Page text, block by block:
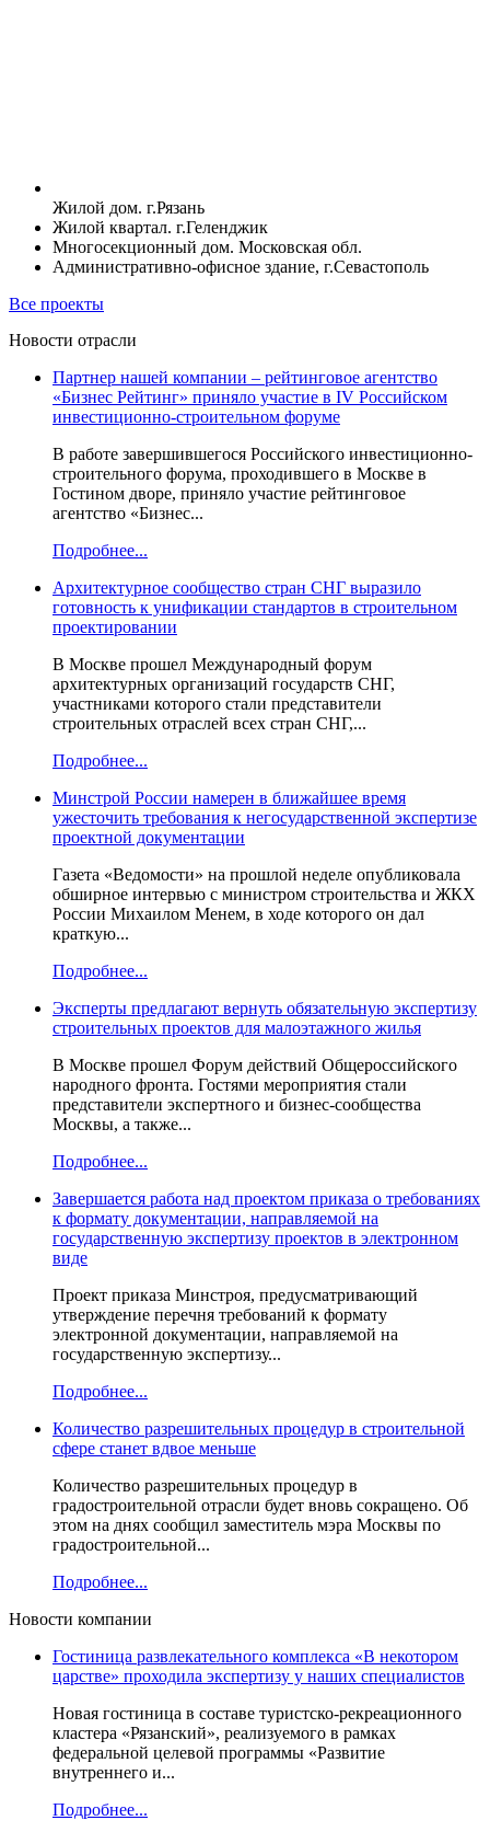
Жилой дом. г.Рязань
Жилой квартал. г.Геленджик
Многосекционный дом. Московская обл.
Административно-офисное здание, г.Севастополь
Все проекты
Новости отрасли
Партнер нашей компании – рейтинговое агентство
«Бизнес Рейтинг» приняло участие в IV Российском
инвестиционно-строительном форуме
В работе завершившегося Российского инвестиционно-
строительного форума, проходившего в Москве в
Гостином дворе, приняло участие рейтинговое
агентство «Бизнес...
Подробнее...
Архитектурное сообщество стран СНГ выразило
готовность к унификации стандартов в строительном
проектировании
В Москве прошел Международный форум
архитектурных организаций государств СНГ,
участниками которого стали представители
строительных отраслей всех стран СНГ,...
Подробнее...
Минстрой России намерен в ближайшее время
ужесточить требования к негосударственной экспертизе
проектной документации
Газета «Ведомости» на прошлой неделе опубликовала
обширное интервью с министром строительства и ЖКХ
России Михаилом Менем, в ходе которого он дал
краткую...
Подробнее...
Эксперты предлагают вернуть обязательную экспертизу
строительных проектов для малоэтажного жилья
В Москве прошел Форум действий Общероссийского
народного фронта. Гостями мероприятия стали
представители экспертного и бизнес-сообщества
Москвы, а также...
Подробнее...
Завершается работа над проектом приказа о требованиях
к формату документации, направляемой на
государственную экспертизу проектов в электронном
виде
Проект приказа Минстроя, предусматривающий
утверждение перечня требований к формату
электронной документации, направляемой на
государственную экспертизу...
Подробнее...
Количество разрешительных процедур в строительной
сфере станет вдвое меньше
Количество разрешительных процедур в
градостроительной отрасли будет вновь сокращено. Об
этом на днях сообщил заместитель мэра Москвы по
градостроительной...
Подробнее...
Новости компании
Гостиница развлекательного комплекса «В некотором
царстве» проходила экспертизу у наших специалистов
Новая гостиница в составе туристско-рекреационного
кластера «Рязанский», реализуемого в рамках
федеральной целевой программы «Развитие
внутреннего и...
Подробнее...